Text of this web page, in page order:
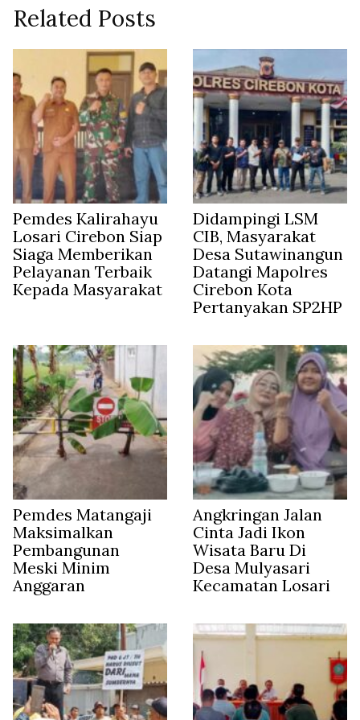
Related Posts
Pemdes Kalirahayu
Losari Cirebon Siap
Siaga Memberikan
Pelayanan Terbaik
Kepada Masyarakat
Didampingi LSM
CIB, Masyarakat
Desa Sutawinangun
Datangi Mapolres
Cirebon Kota
Pertanyakan SP2HP
Pemdes Matangaji
Maksimalkan
Pembangunan
Meski Minim
Anggaran
Angkringan Jalan
Cinta Jadi Ikon
Wisata Baru Di
Desa Mulyasari
Kecamatan Losari